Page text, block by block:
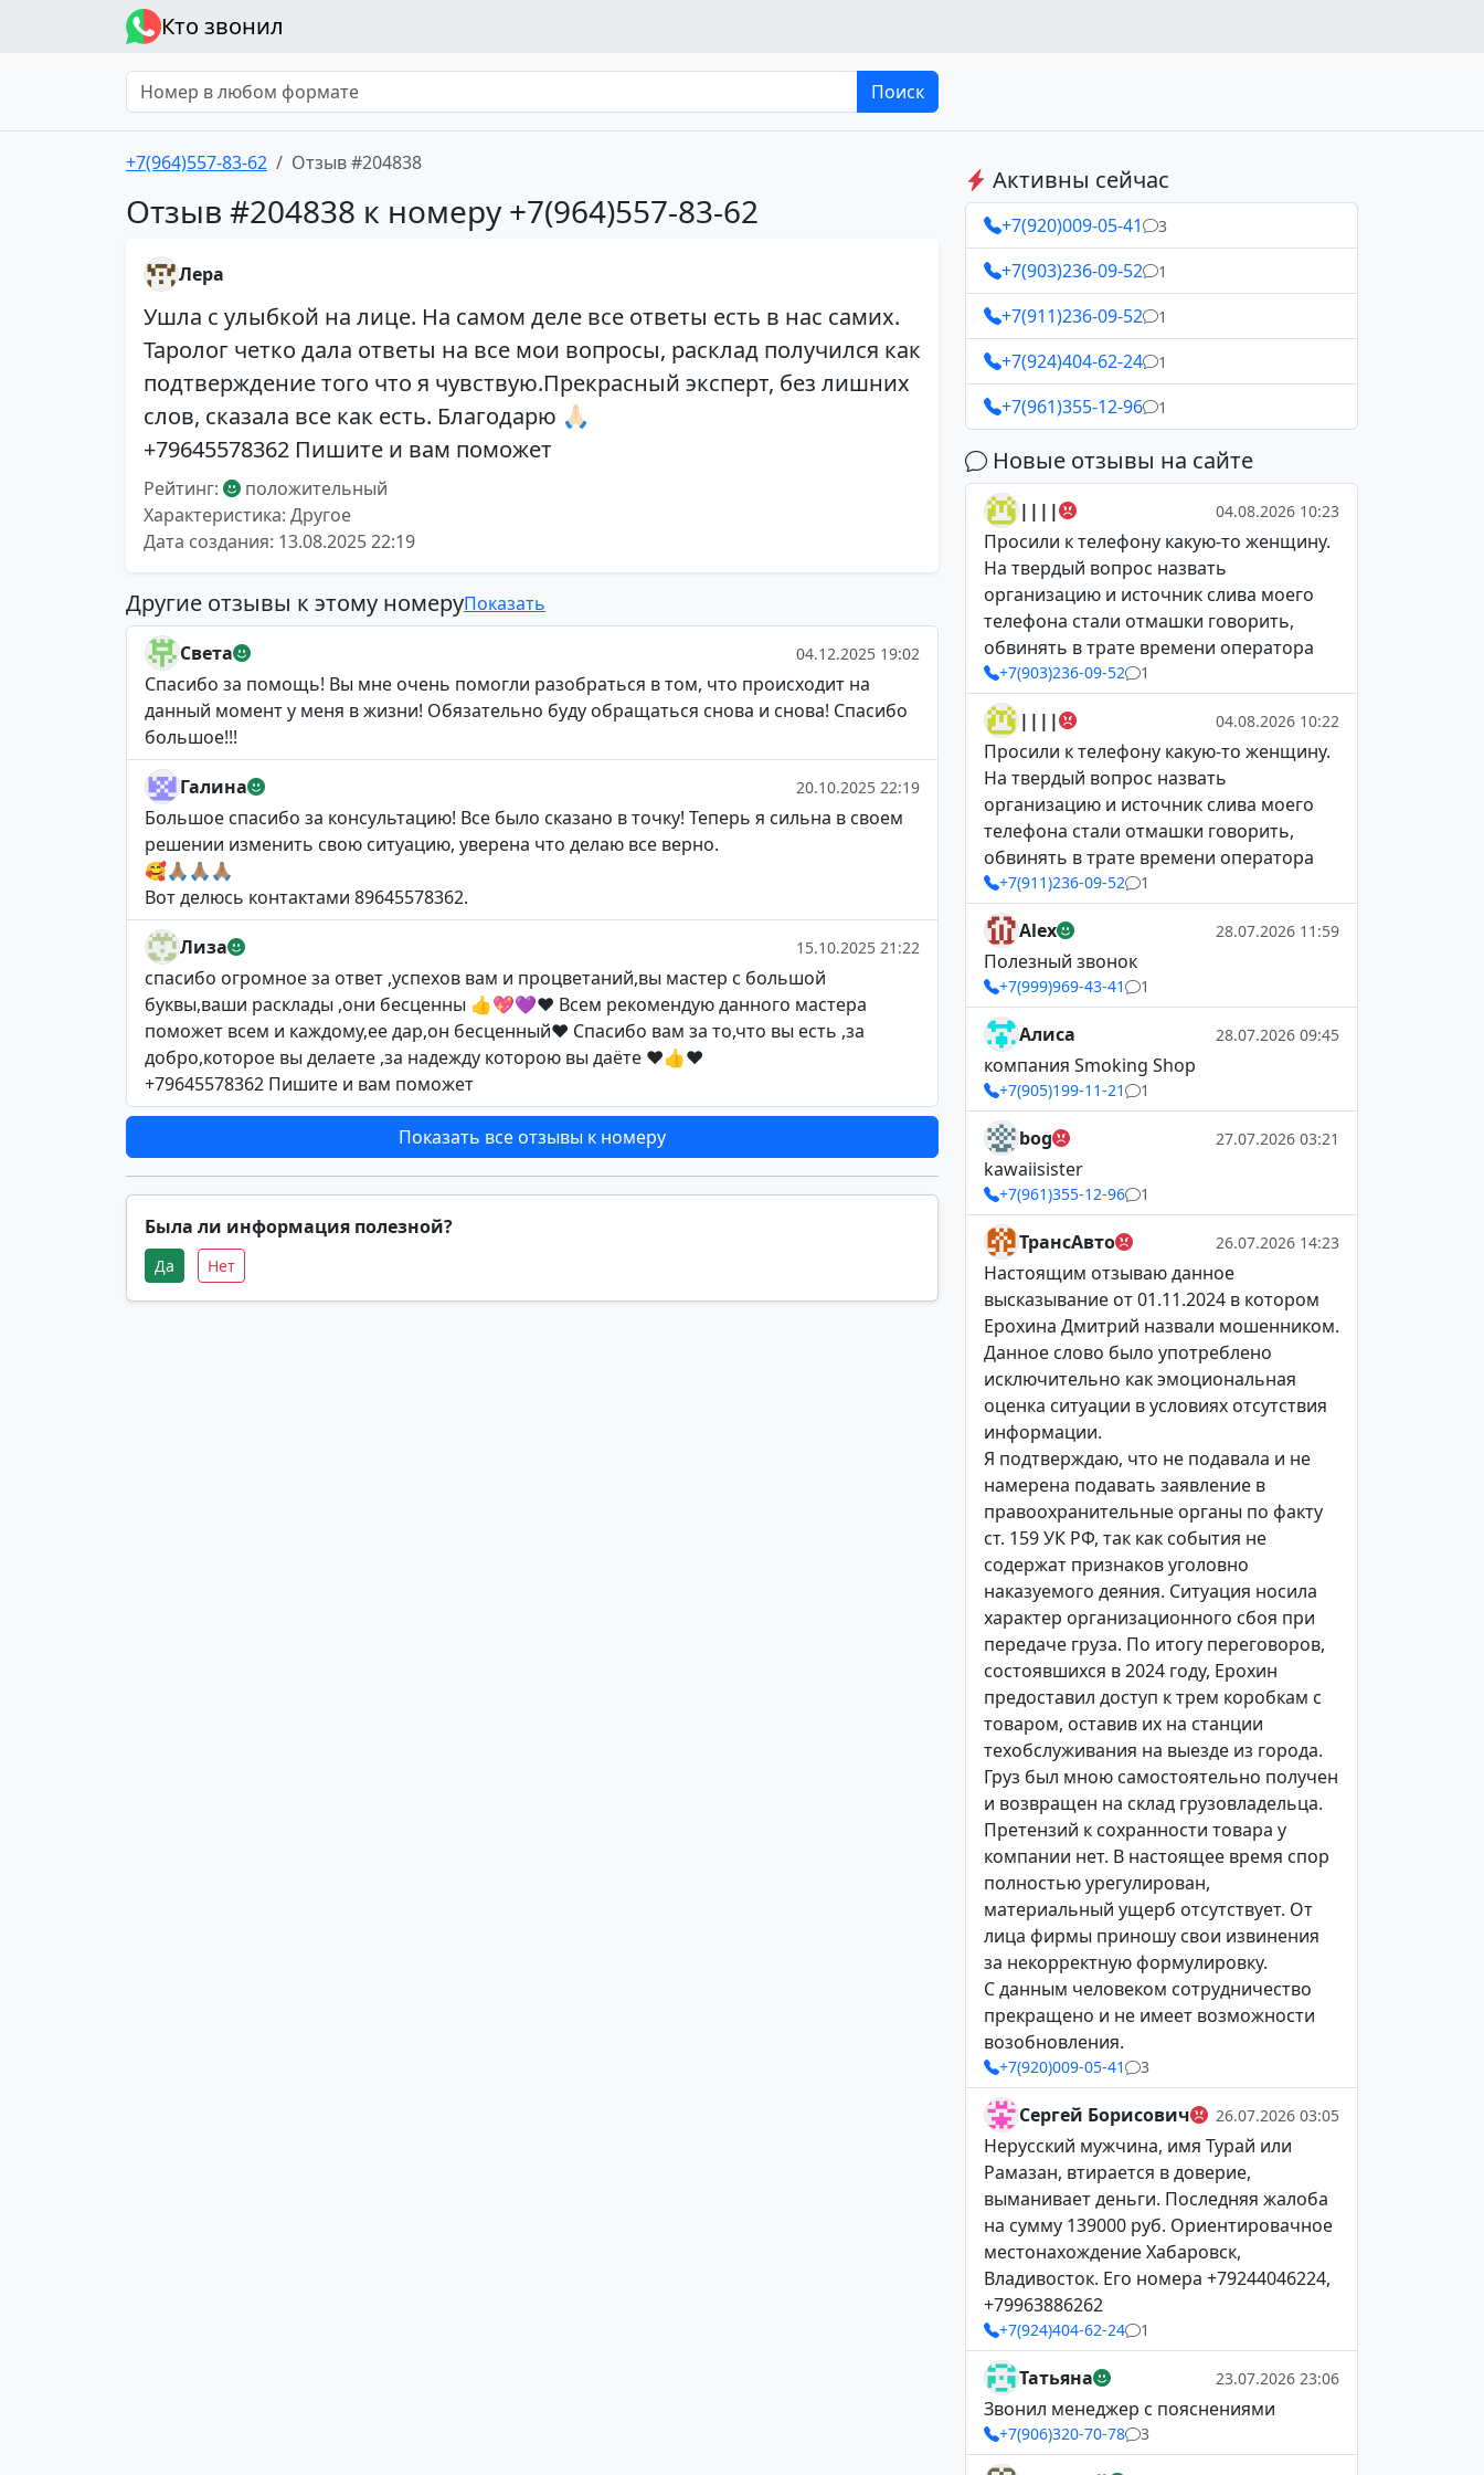
Кто звонил
Поиск
+7(964)557-83-62 Отзыв #204838
Отзыв #204838 к номеру +7(964)557-83-62
Лера
Ушла с улыбкой на лице. На самом деле все ответы есть в нас самих.
Таролог четко дала ответы на все мои вопросы, расклад получился как
подтверждение того что я чувствую.Прекрасный эксперт, без лишних
слов, сказала все как есть. Благодарю 🙏🏻
+79645578362 Пишите и вам поможет
Рейтинг:
положительный
Характеристика: Другое
Дата создания: 13.08.2025 22:19
Другие отзывы к этому номеруПоказать
Света 04.12.2025 19:02
Спасибо за помощь! Вы мне очень помогли разобраться в том, что происходит на
данный момент у меня в жизни! Обязательно буду обращаться снова и снова! Спасибо
большое!!!
Галина 20.10.2025 22:19
Большое спасибо за консультацию! Все было сказано в точку! Теперь я сильна в своем
решении изменить свою ситуацию, уверена что делаю все верно.
🥰🙏🏽🙏🏽🙏🏽
Вот делюсь контактами 89645578362.
Лиза 15.10.2025 21:22
спасибо огромное за ответ ,успехов вам и процветаний,вы мастер с большой
буквы,ваши расклады ,они бесценны 👍💖💜❤️ Всем рекомендую данного мастера
поможет всем и каждому,ее дар,он бесценный♥️ Спасибо вам за то,что вы есть ,за
добро,которое вы делаете ,за надежду которою вы даёте ♥️👍♥️
+79645578362 Пишите и вам поможет
Показать все отзывы к номеру
Была ли информация полезной?
Да Нет
Активны сейчас
+7(920)009-05-41 3
+7(903)236-09-52 1
+7(911)236-09-52 1
+7(924)404-62-24 1
+7(961)355-12-96 1
Новые отзывы на сайте
|||| 04.08.2026 10:23
Просили к телефону какую-то женщину.
На твердый вопрос назвать
организацию и источник слива моего
телефона стали отмашки говорить,
обвинять в трате времени оператора
+7(903)236-09-52 1
|||| 04.08.2026 10:22
Просили к телефону какую-то женщину.
На твердый вопрос назвать
организацию и источник слива моего
телефона стали отмашки говорить,
обвинять в трате времени оператора
+7(911)236-09-52 1
Alex 28.07.2026 11:59
Полезный звонок
+7(999)969-43-41 1
Алиса 28.07.2026 09:45
компания Smoking Shop
+7(905)199-11-21 1
bog 27.07.2026 03:21
kawaiisister
+7(961)355-12-96 1
ТрансАвто 26.07.2026 14:23
Настоящим отзываю данное
высказывание от 01.11.2024 в котором
Ерохина Дмитрий назвали мошенником.
Данное слово было употреблено
исключительно как эмоциональная
оценка ситуации в условиях отсутствия
информации.
Я подтверждаю, что не подавала и не
намерена подавать заявление в
правоохранительные органы по факту
ст. 159 УК РФ, так как события не
содержат признаков уголовно
наказуемого деяния. Ситуация носила
характер организационного сбоя при
передаче груза. По итогу переговоров,
состоявшихся в 2024 году, Ерохин
предоставил доступ к трем коробкам с
товаром, оставив их на станции
техобслуживания на выезде из города.
Груз был мною самостоятельно получен
и возвращен на склад грузовладельца.
Претензий к сохранности товара у
компании нет. В настоящее время спор
полностью урегулирован,
материальный ущерб отсутствует. От
лица фирмы приношу свои извинения
за некорректную формулировку.
С данным человеком сотрудничество
прекращено и не имеет возможности
возобновления.
+7(920)009-05-41 3
Сергей Борисович 26.07.2026 03:05
Нерусский мужчина, имя Турай или
Рамазан, втирается в доверие,
выманивает деньги. Последняя жалоба
на сумму 139000 руб. Ориентировачное
местонахождение Хабаровск,
Владивосток. Его номера +79244046224,
+79963886262
+7(924)404-62-24 1
Татьяна 23.07.2026 23:06
Звонил менеджер с пояснениями
+7(906)320-70-78 3